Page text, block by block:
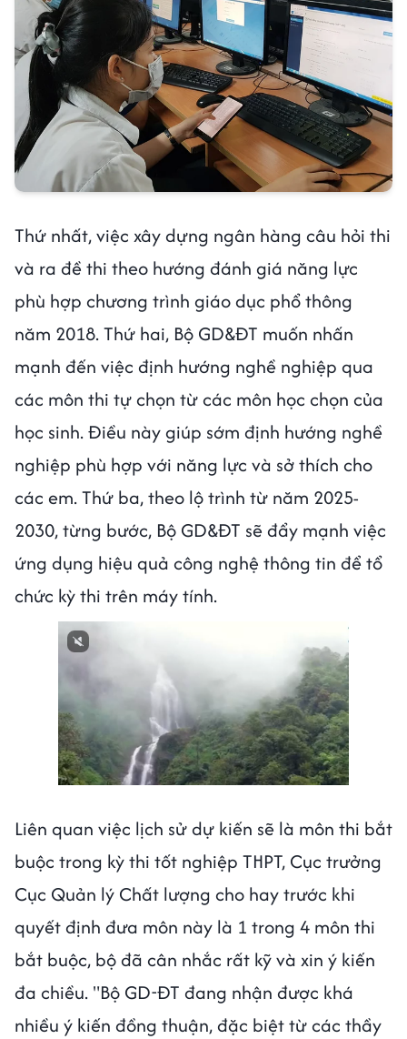
Thứ nhất, việc xây dựng ngân hàng câu hỏi thi
và ra đề thi theo hướng đánh giá năng lực
phù hợp chương trình giáo dục phổ thông
năm 2018. Thứ hai, Bộ GD&ĐT muốn nhấn
mạnh đến việc định hướng nghề nghiệp qua
các môn thi tự chọn từ các môn học chọn của
học sinh. Điều này giúp sớm định hướng nghề
nghiệp phù hợp với năng lực và sở thích cho
các em. Thứ ba, theo lộ trình từ năm 2025-
2030, từng bước, Bộ GD&ĐT sẽ đẩy mạnh việc
ứng dụng hiệu quả công nghệ thông tin để tổ
chức kỳ thi trên máy tính.
Liên quan việc lịch sử dự kiến sẽ là môn thi bắt
buộc trong kỳ thi tốt nghiệp THPT, Cục trưởng
Cục Quản lý Chất lượng cho hay trước khi
quyết định đưa môn này là 1 trong 4 môn thi
bắt buộc, bộ đã cân nhắc rất kỹ và xin ý kiến
đa chiều. "Bộ GD-ĐT đang nhận được khá
nhiều ý kiến đồng thuận, đặc biệt từ các thầy